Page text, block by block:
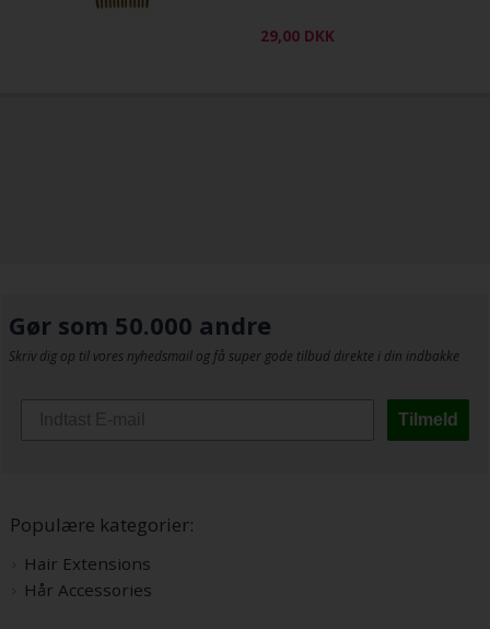
29,00 DKK
Gør som 50.000 andre
Skriv dig op til vores nyhedsmail og få super gode tilbud direkte i din indbakke
Tilmeld
Populære kategorier:
Hair Extensions
Hår Accessories